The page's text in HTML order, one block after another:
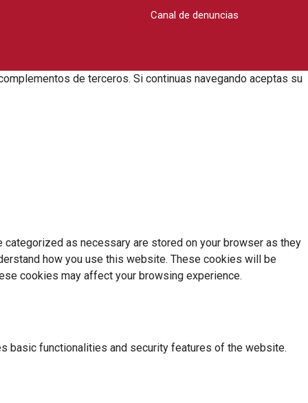
Canal de denuncias
de terceros. Si continuas navegando aceptas su
as necessary are stored on your browser as they
how you use this website. These cookies will be
cookies may affect your browsing experience.
basic functionalities and security features of the website.